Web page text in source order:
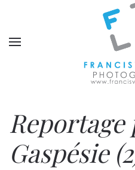
Reportage
Gaspésie